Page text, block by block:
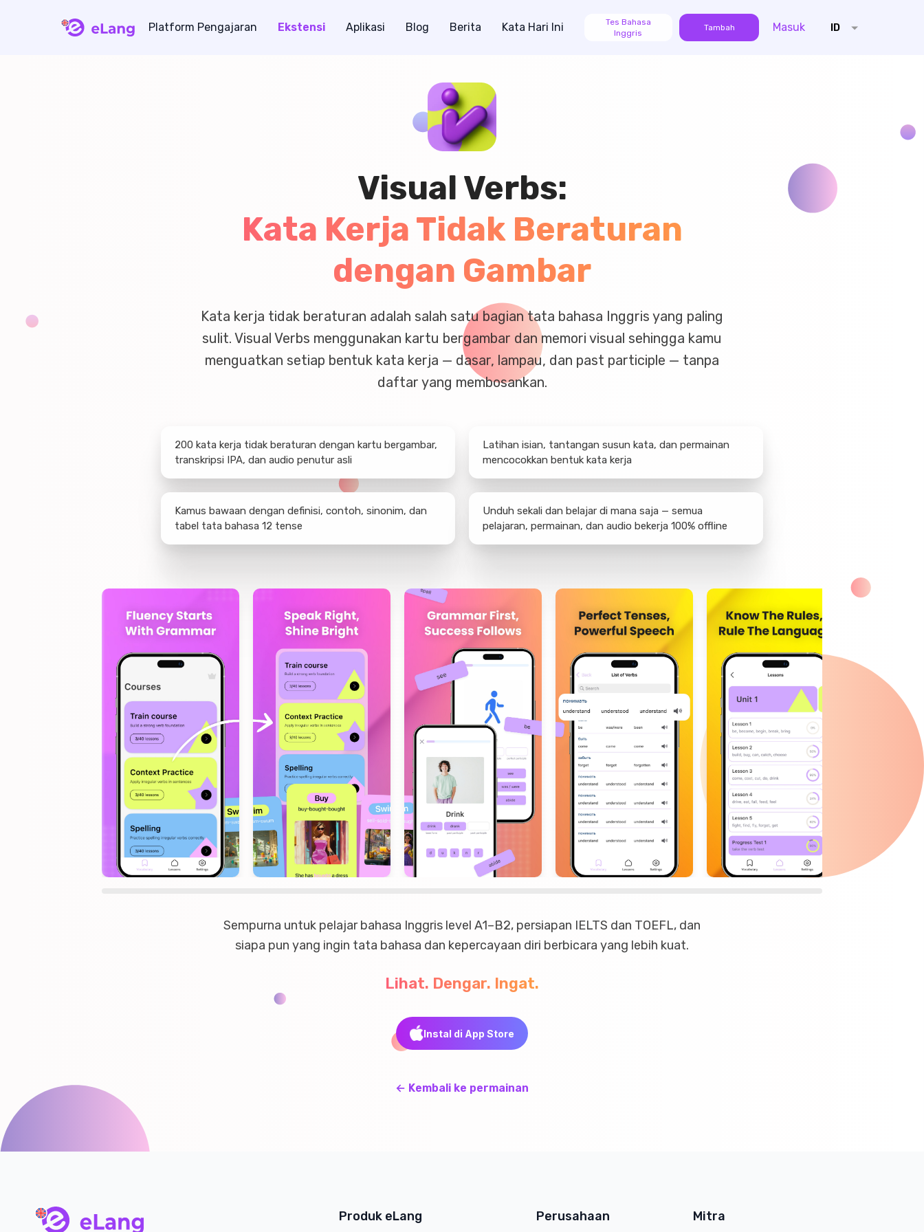
Platform Pengajaran Ekstensi Aplikasi Blog Berita Kata Hari Ini
Tes Bahasa
Inggris
Tambah Masuk ID
Visual Verbs:
Kata Kerja Tidak Beraturan
dengan Gambar
Kata kerja tidak beraturan adalah salah satu bagian tata bahasa Inggris yang paling
sulit. Visual Verbs menggunakan kartu bergambar dan memori visual sehingga kamu
menguatkan setiap bentuk kata kerja — dasar, lampau, dan past participle — tanpa
daftar yang membosankan.
200 kata kerja tidak beraturan dengan kartu bergambar,
transkripsi IPA, dan audio penutur asli
Latihan isian, tantangan susun kata, dan permainan
mencocokkan bentuk kata kerja
Kamus bawaan dengan definisi, contoh, sinonim, dan
tabel tata bahasa 12 tense
Unduh sekali dan belajar di mana saja — semua
pelajaran, permainan, dan audio bekerja 100% offline
Sempurna untuk pelajar bahasa Inggris level A1–B2, persiapan IELTS dan TOEFL, dan
siapa pun yang ingin tata bahasa dan kepercayaan diri berbicara yang lebih kuat.
Lihat. Dengar. Ingat.
Instal di App Store
← Kembali ke permainan
Produk eLang Perusahaan Mitra